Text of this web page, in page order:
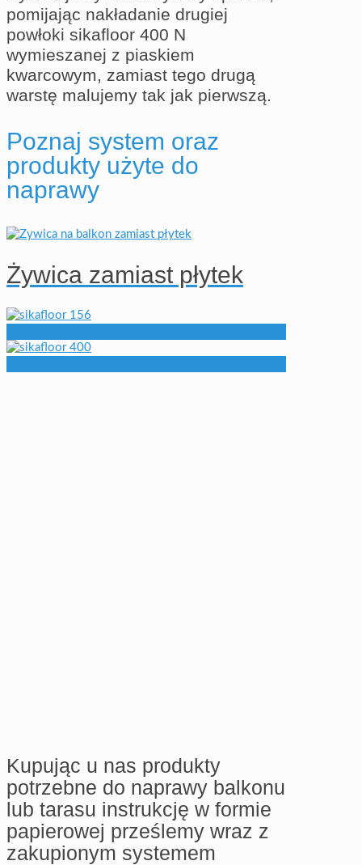
pomijając nakładanie drugiej
powłoki sikafloor 400 N
wymieszanej z piaskiem
kwarcowym, zamiast tego drugą
warstę malujemy tak jak pierwszą.
Poznaj system oraz
produkty użyte do
naprawy
Żywica zamiast płytek
Kupując u nas produkty
potrzebne do naprawy balkonu
lub tarasu instrukcję w formie
papierowej prześlemy wraz z
zakupionym systemem